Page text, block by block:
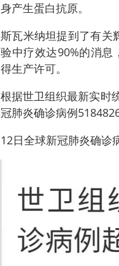
身产生蛋白抗原。
斯瓦米纳坦提到了有关
验中疗效达90%的消息
得生产许可。
根据世卫组织最新实时
冠肺炎确诊病例
12日全球新冠肺炎确诊